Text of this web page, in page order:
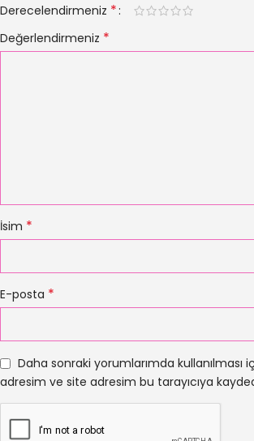
Derecelendirmeniz *
Değerlendirmeniz *
İsim *
E-posta *
Daha sonraki yorumlarımda kullanılması
adresim ve site adresim bu tarayıcıya